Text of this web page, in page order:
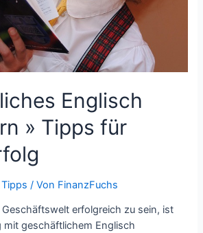
Englisch
» Tipps für
/ Von FinanzFuchs
erfolgreich zu sein, ist
mit geschäftlichem Englisch